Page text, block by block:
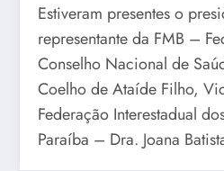
Estiveram presentes o
representante da FMB –
Conselho Nacional de
Coelho de Ataíde Filho,
Federação Interestadual
Paraíba – Dra. Joana